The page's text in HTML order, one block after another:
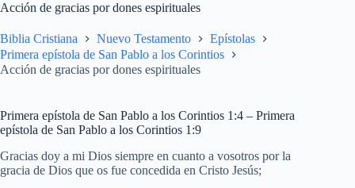
Acción de gracias por dones espirituales
Biblia Cristiana Nuevo Testamento
Epístolas
Primera epístola de San Pablo a los Corintios
Acción de gracias por dones espirituales
Primera epístola de San Pablo a los Corintios 1:4 – Primera
epístola de San Pablo a los Corintios 1:9
Gracias doy a mi Dios siempre en cuanto a vosotros por la
gracia de Dios que os fue concedida en Cristo Jesús;